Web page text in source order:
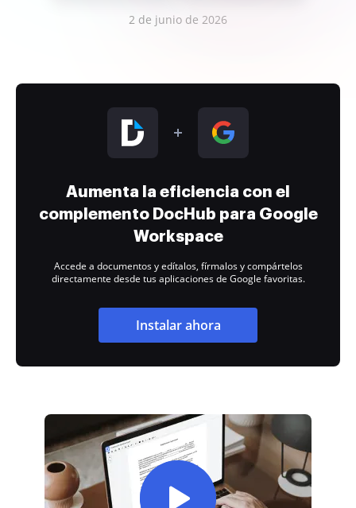
2 de junio de 2026
Aumenta la eficiencia con el
complemento DocHub para Google
Workspace
Accede a documentos y edítalos, fírmalos y compártelos
directamente desde tus aplicaciones de Google favoritas.
Instalar ahora